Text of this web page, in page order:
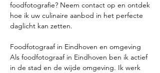
foodfotografie? Neem contact op en ontdek
hoe ik uw culinaire aanbod in het perfecte
daglicht kan zetten.
Foodfotograaf in Eindhoven en omgeving
Als foodfotograaf in Eindhoven ben ik actief
in de stad en de wijde omgeving. Ik werk